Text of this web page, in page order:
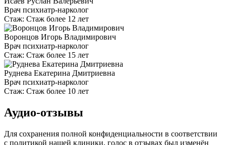
Врач психиатр-нарколог
Стаж: Стаж более 12 лет
Воронцов Игорь Владимирович
Врач психиатр-нарколог
Стаж: Стаж более 15 лет
Руднева Екатерина Дмитриевна
Врач психиатр-нарколог
Стаж: Стаж более 10 лет
Аудио-отзывы
Для сохранения полной конфиденциальности в соответствии
с политикой нашей клиники, голос в отзывах был изменён